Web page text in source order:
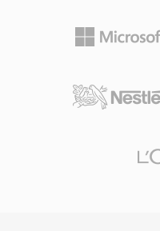
มาก รักษาความเบา
ไฟล์รองรับแท็กเมท
ไปกับเสียง การรอง
แบบ การอ้างอิงโอเ